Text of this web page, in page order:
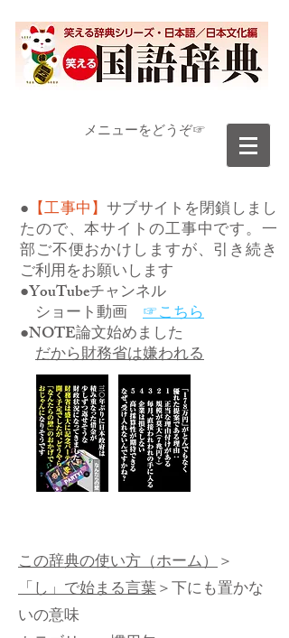
​メニューをどうぞ☞
● 【工事中】サブサイトを閉鎖しまし
たので、本サイトの工事中です。一
部ご不便おかけしますが、引き続き
ご利用をお願いします
●YouTubeチャンネル
ショート動画 ☞こちら
●NOTE論文始めました
だから財務省は嫌われる
この辞典の使い方（ホーム）＞
「し」で始まる言葉＞下にも置かな
いの意味